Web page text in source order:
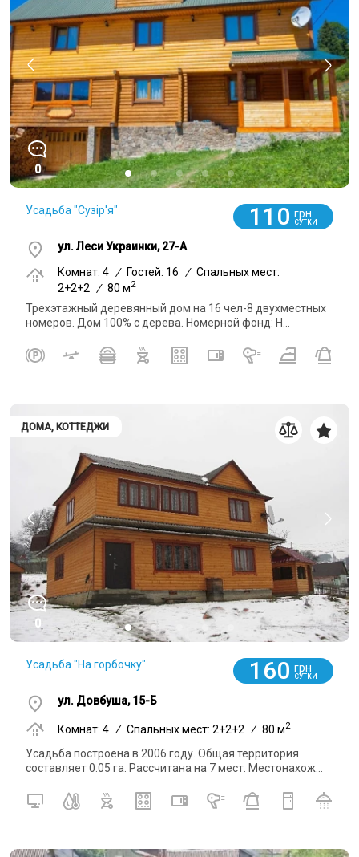
0
Усадьба "Сузір'я" 110 грн
СУТКИ
ул. Леси Украинки, 27-А
Комнат: 4 / Гостей: 16 / Спальных мест:
2+2+2
/ 80 м2
Трехэтажный деревянный дом на 16 чел-8 двухместных
номеров. Дом 100% с дерева. Номерной фонд: Н...
ДОМА, КОТТЕДЖИ
0
Усадьба "На горбочку" 160 грн
СУТКИ
ул. Довбуша, 15-Б
Комнат: 4 / Спальных мест: 2+2+2 / 80 м2
Усадьба построена в 2006 году. Общая территория
составляет 0.05 га. Рассчитана на 7 мест. Местонахож...